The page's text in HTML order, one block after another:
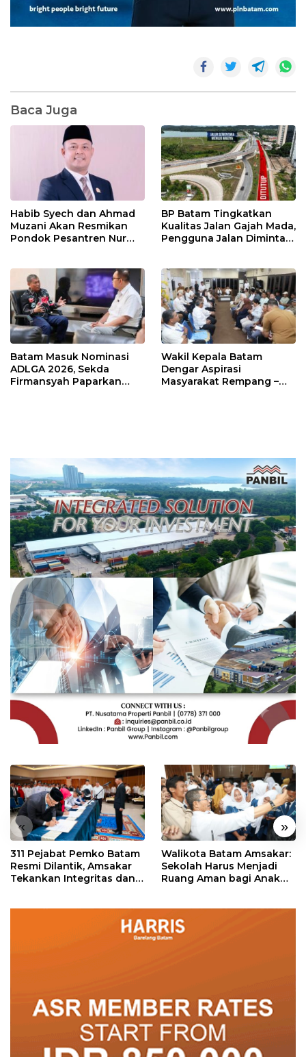
Baca Juga
Habib Syech dan Ahmad
Muzani Akan Resmikan
Pondok Pesantren Nur
BP Batam Tingkatkan
Kualitas Jalan Gajah Mada,
Pengguna Jalan Diminta
Batam Masuk Nominasi
ADLGA 2026, Sekda
Firmansyah Paparkan
Wakil Kepala Batam
Dengar Aspirasi
Masyarakat Rempang –
« »
311 Pejabat Pemko Batam
Resmi Dilantik, Amsakar
Tekankan Integritas dan
Walikota Batam Amsakar:
Sekolah Harus Menjadi
Ruang Aman bagi Anak